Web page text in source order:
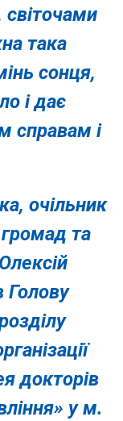
така
сонця,
і дає
справам і
очільник
та
Голову
докторів
у м.